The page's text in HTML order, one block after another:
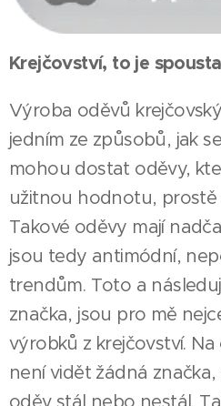
Krejčovství, to je
Výroba oděvů
jedním ze způsobů, jak
mohou dostat oděvy,
užitnou hodnotu, prostě
Takové oděvy mají
jsou tedy antimódní,
trendům. Toto a
značka, jsou pro mě
výrobků z krejčovství.
není vidět žádná